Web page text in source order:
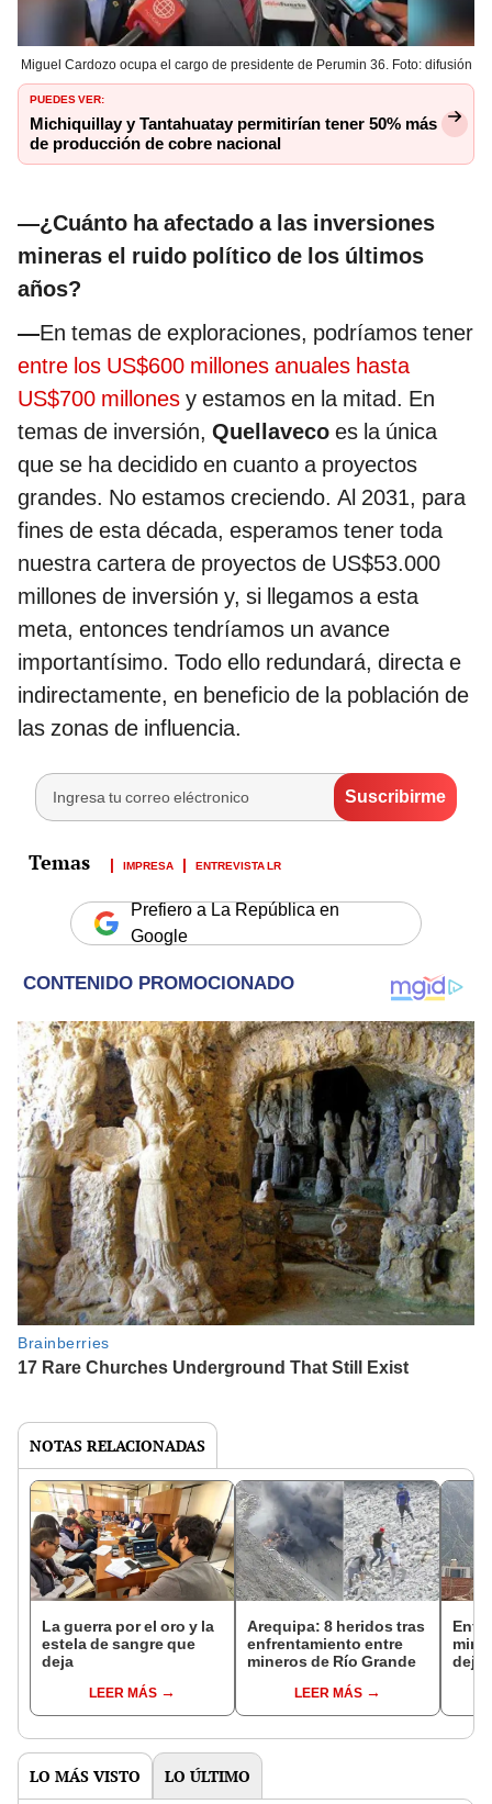
Miguel Cardozo ocupa el cargo de presidente de Perumin 36. Foto: difusión
PUEDES VER:
Michiquillay y Tantahuatay permitirían tener 50% más
de producción de cobre nacional
—¿Cuánto ha afectado a las inversiones
mineras el ruido político de los últimos
años?
—En temas de exploraciones, podríamos tener
entre los US$600 millones anuales hasta
US$700 millones y estamos en la mitad. En
temas de inversión, Quellaveco es la única
que se ha decidido en cuanto a proyectos
grandes. No estamos creciendo. Al 2031, para
fines de esta década, esperamos tener toda
nuestra cartera de proyectos de US$53.000
millones de inversión y, si llegamos a esta
meta, entonces tendríamos un avance
importantísimo. Todo ello redundará, directa e
indirectamente, en beneficio de la población de
las zonas de influencia.
IMPRESA ENTREVISTA LR
Prefiero a La República en
Google
NOTAS RELACIONADAS
La guerra por el oro y la
estela de sangre que
deja
LEER MÁS
Arequipa: 8 heridos tras
enfrentamiento entre
mineros de Río Grande
LEER MÁS
deja
LO MÁS VISTO LO ÚLTIMO